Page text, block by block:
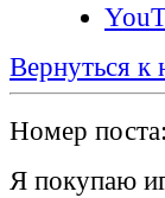
Вернуться к
Номер поста:
Я покупаю